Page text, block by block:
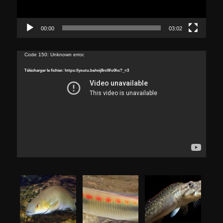
00:00 03:02
Lecteur
Code 150: Unknown error.
Télécharger le fichier: https://youtu.be/mij8roWo0hc?_=3